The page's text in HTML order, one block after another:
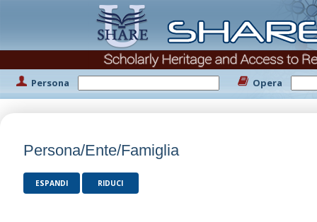
Persona Opera
Persona/Ente/Famiglia
ESPANDI RIDUCI